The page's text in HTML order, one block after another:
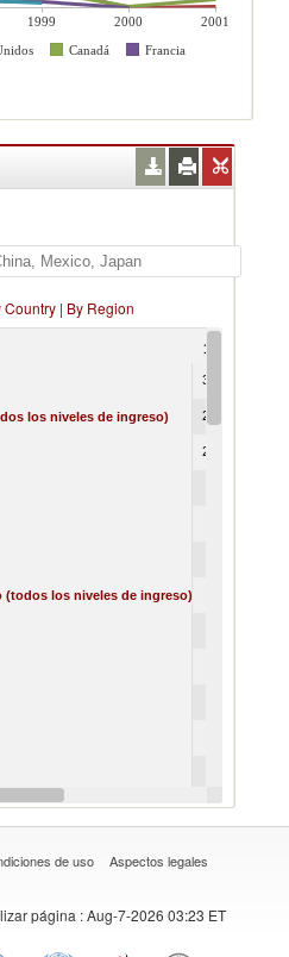
1999 2000
2001
Canadá
Francia
Country | By Region
1997
32832
los niveles de ingreso) 26831
21334
(todos los niveles de ingreso)
546
de uso Aspectos legales
página : Aug-7-2026 03:23 ET